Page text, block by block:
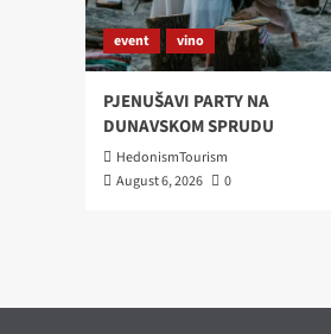
event vino
PJENUŠAVI PARTY NA
DUNAVSKOM SPRUDU
HedonismTourism
August 6, 2026
0